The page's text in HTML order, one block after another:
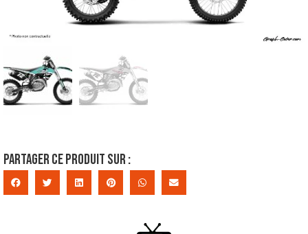
Partager ce produit sur :